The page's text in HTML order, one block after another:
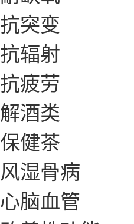
抗突变
抗辐射
抗疲劳
解酒类
保健茶
风湿骨病
心脑血管